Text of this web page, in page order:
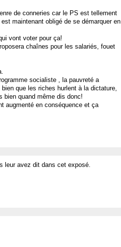
de conneries car le PS est tellement
maintenant obligé de se démarquer en
vont voter pour ça!
chaînes pour les salariés, fouet
socialiste , la pauvreté a
que les riches hurlent à la dictature,
bien quand même dis donc!
augmenté en conséquence et ça
leur avez dit dans cet exposé.